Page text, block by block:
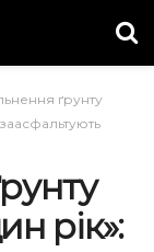
ґрунту
рік»: